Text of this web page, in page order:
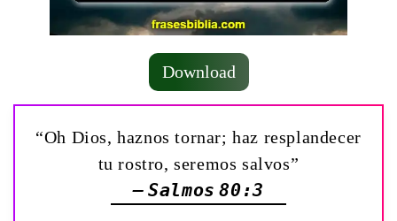
Download
“Oh Dios, haznos tornar; haz resplandecer
tu rostro, seremos salvos”
— Salmos 80:3